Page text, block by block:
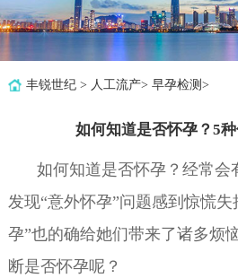
丰锐世纪> 人工流产> 早孕检测 >
如何知道是否怀孕？5
如何知道是否怀孕？经常会
发现“意外怀孕”问题感到惊慌
孕”也的确给她们带来了诸多烦
断是否怀孕呢？